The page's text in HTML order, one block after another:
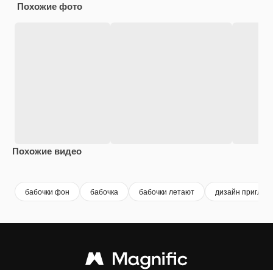
Похожие фото
Похожие видео
бабочки фон бабочка бабочки летают дизайн